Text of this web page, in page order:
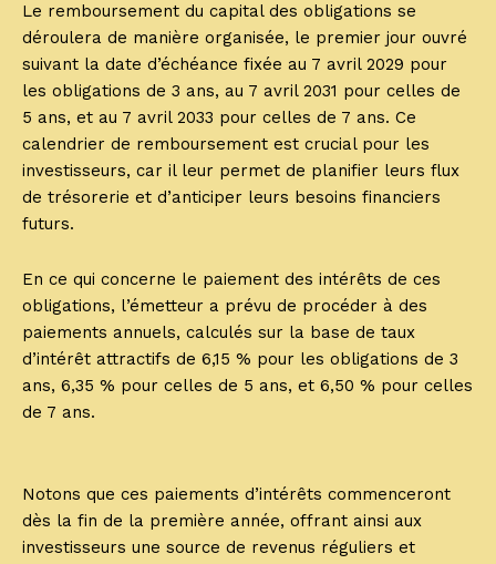
Le remboursement du capital des obligations se
déroulera de manière organisée, le premier jour ouvré
suivant la date d’échéance fixée au 7 avril 2029 pour
les obligations de 3 ans, au 7 avril 2031 pour celles de
5 ans, et au 7 avril 2033 pour celles de 7 ans. Ce
calendrier de remboursement est crucial pour les
investisseurs, car il leur permet de planifier leurs flux
de trésorerie et d’anticiper leurs besoins financiers
futurs.
En ce qui concerne le paiement des intérêts de ces
obligations, l’émetteur a prévu de procéder à des
paiements annuels, calculés sur la base de taux
d’intérêt attractifs de 6,15 % pour les obligations de 3
ans, 6,35 % pour celles de 5 ans, et 6,50 % pour celles
de 7 ans.
Notons que ces paiements d’intérêts commenceront
dès la fin de la première année, offrant ainsi aux
investisseurs une source de revenus réguliers et